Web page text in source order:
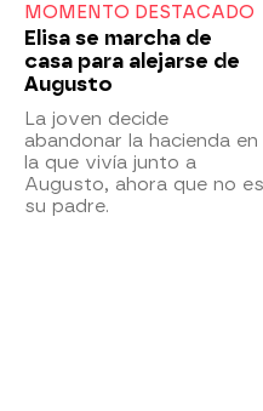
MOMENTO DESTACADO
Elisa se marcha de
casa para alejarse de
Augusto
La joven decide
abandonar la hacienda en
la que vivía junto a
Augusto, ahora que no es
su padre.